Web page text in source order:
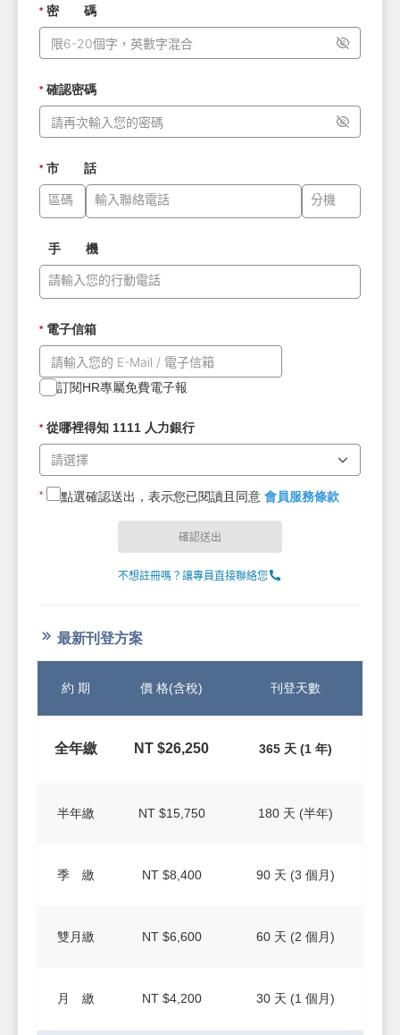
* 密 碼
* 確認密碼
* 市 話
手 機
* 電子信箱
訂閱HR專屬免費電子報
* 從哪裡得知 1111 人力銀行
* 點選確認送出，表示您已閱讀且同意 會員服務條款
不想註冊嗎？讓專員直接聯絡您
最新刊登方案
約 期 價 格(含稅) 刊登天數
全年繳 NT $26,250 365 天 (1 年)
半年繳 NT $15,750 180 天 (半年)
季 繳 NT $8,400 90 天 (3 個月)
雙月繳 NT $6,600 60 天 (2 個月)
月 繳 NT $4,200 30 天 (1 個月)